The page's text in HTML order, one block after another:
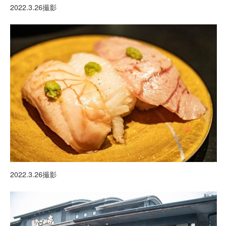
2022.3.26撮影
2022.3.26撮影